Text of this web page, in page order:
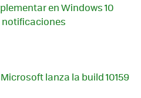
en Windows 10
lanza la build 10159